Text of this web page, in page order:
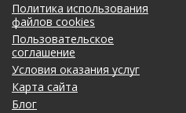
Политика использования
файлов cookies
Пользовательское
соглашение
Условия оказания услуг
Карта сайта
Блог